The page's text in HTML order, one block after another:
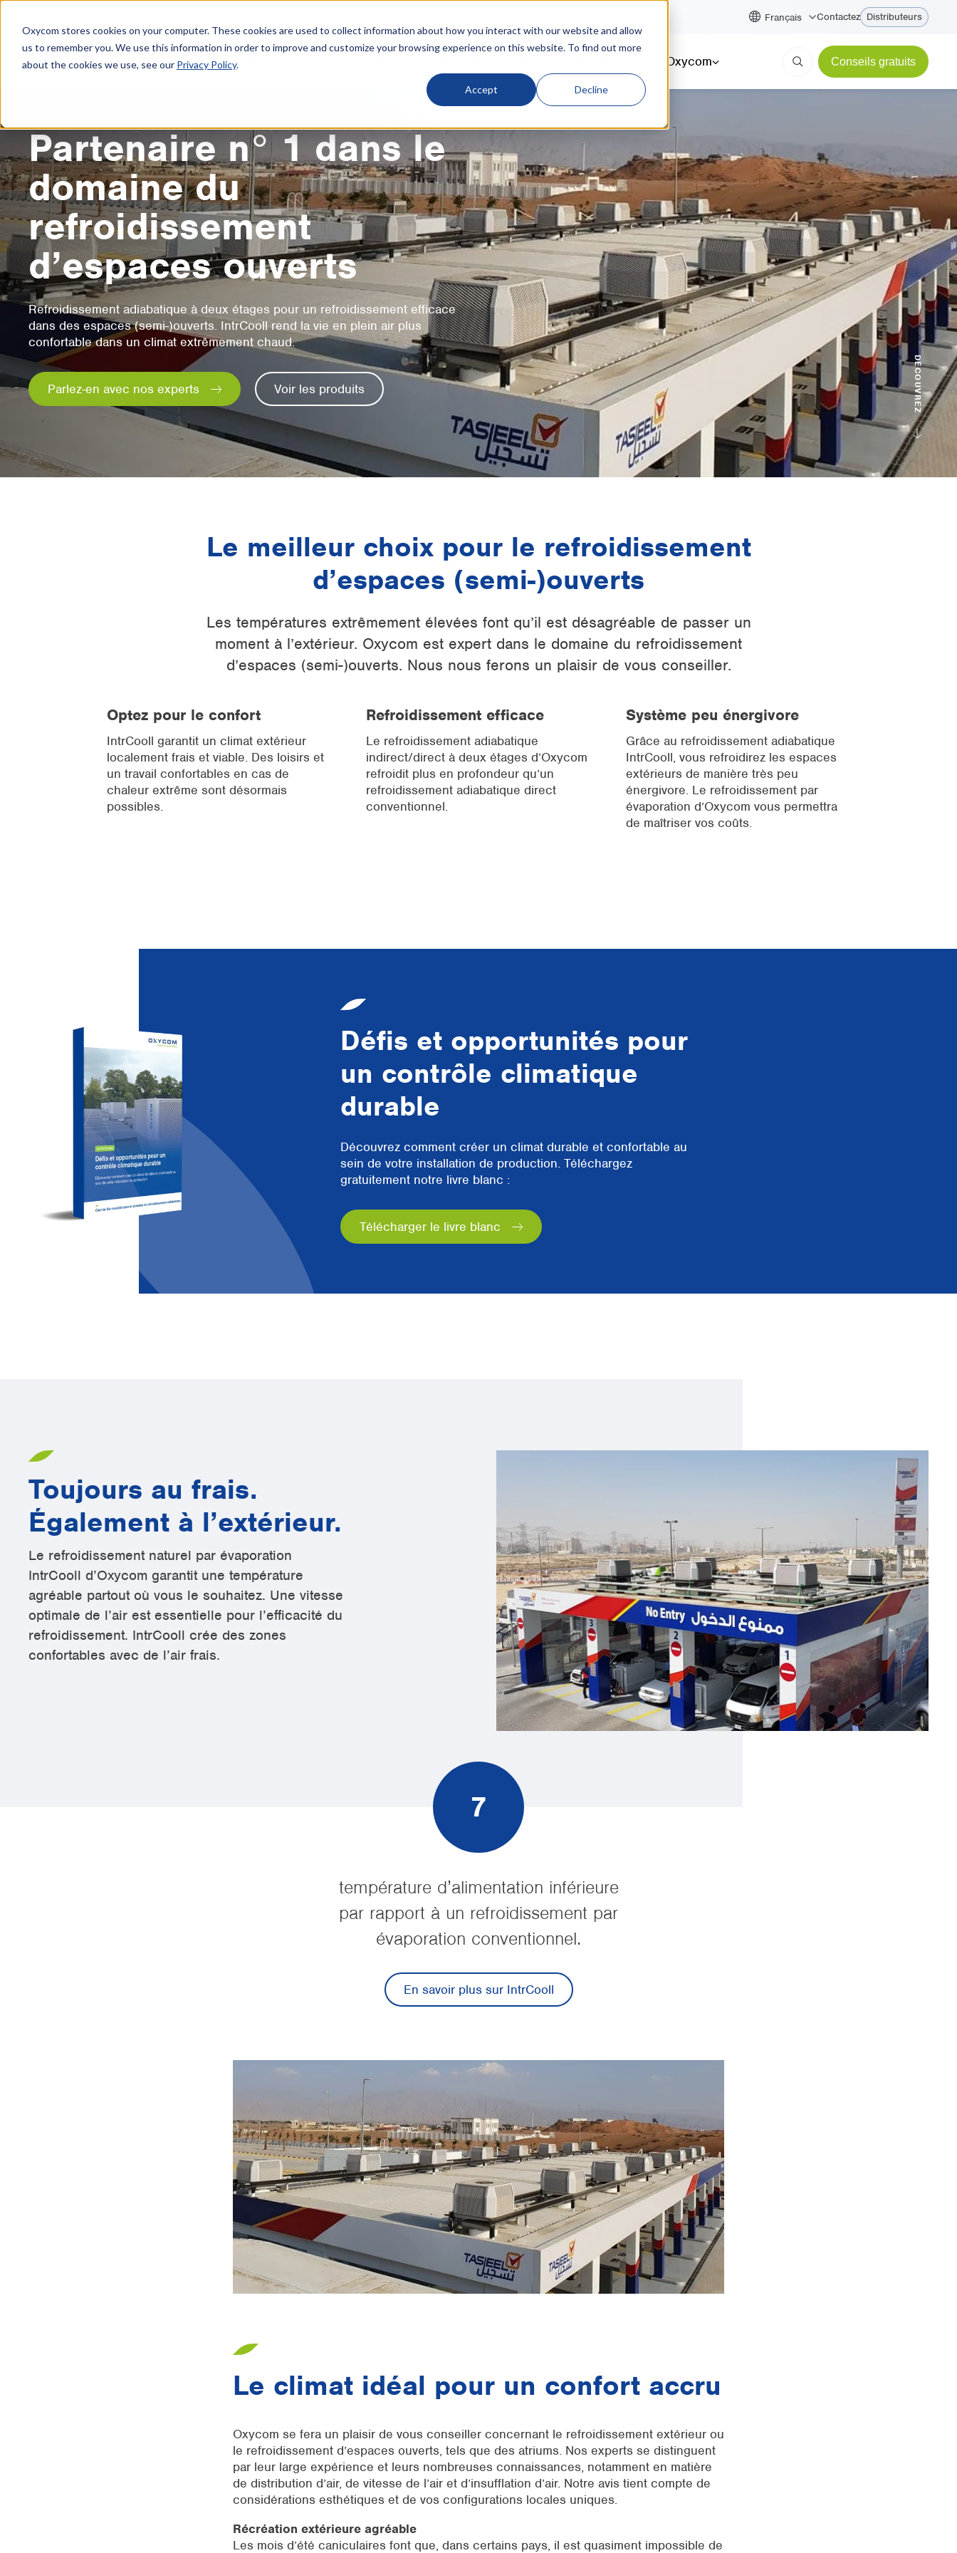
Oxycom stores cookies on your computer. These cookies are used to collect information about how you interact with our website and allow
us to remember you. We use this information in order to improve and customize your browsing experience on this website. To find out more
about the cookies we use, see our Privacy Policy.
Accept Decline
Français Contactez Distributeurs
Oxycom Conseils gratuits
Partenaire n° 1 dans le
domaine du
refroidissement
d’espaces ouverts
Refroidissement adiabatique à deux étages pour un refroidissement efficace
dans des espaces (semi-)ouverts. IntrCooll rend la vie en plein air plus
confortable dans un climat extrêmement chaud.
Parlez-en avec nos experts Voir les produits DÉCOUVREZ
Le meilleur choix pour le refroidissement
d’espaces (semi-)ouverts
Les températures extrêmement élevées font qu’il est désagréable de passer un
moment à l’extérieur. Oxycom est expert dans le domaine du refroidissement
d’espaces (semi-)ouverts. Nous nous ferons un plaisir de vous conseiller.
Optez pour le confort
IntrCooll garantit un climat extérieur
localement frais et viable. Des loisirs et
un travail confortables en cas de
chaleur extrême sont désormais
possibles.
Refroidissement efficace
Le refroidissement adiabatique
indirect/direct à deux étages d’Oxycom
refroidit plus en profondeur qu’un
refroidissement adiabatique direct
conventionnel.
Système peu énergivore
Grâce au refroidissement adiabatique
IntrCooll, vous refroidirez les espaces
extérieurs de manière très peu
énergivore. Le refroidissement par
évaporation d’Oxycom vous permettra
de maîtriser vos coûts.
Défis et opportunités pour
un contrôle climatique
durable
Découvrez comment créer un climat durable et confortable au
sein de votre installation de production. Téléchargez
gratuitement notre livre blanc :
Télécharger le livre blanc
Toujours au frais.
Également à l’extérieur.
Le refroidissement naturel par évaporation
IntrCooll d’Oxycom garantit une température
agréable partout où vous le souhaitez. Une vitesse
optimale de l’air est essentielle pour l’efficacité du
refroidissement. IntrCooll crée des zones
confortables avec de l’air frais.
7
température d’alimentation inférieure
par rapport à un refroidissement par
évaporation conventionnel.
En savoir plus sur IntrCooll
Le climat idéal pour un confort accru
Oxycom se fera un plaisir de vous conseiller concernant le refroidissement extérieur ou
le refroidissement d’espaces ouverts, tels que des atriums. Nos experts se distinguent
par leur large expérience et leurs nombreuses connaissances, notamment en matière
de distribution d’air, de vitesse de l’air et d’insufflation d’air. Notre avis tient compte de
considérations esthétiques et de vos configurations locales uniques.
Récréation extérieure agréable
Les mois d’été caniculaires font que, dans certains pays, il est quasiment impossible de